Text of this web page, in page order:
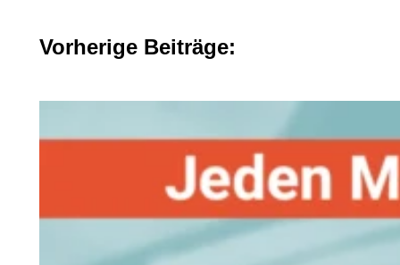
Vorherige Beiträge: